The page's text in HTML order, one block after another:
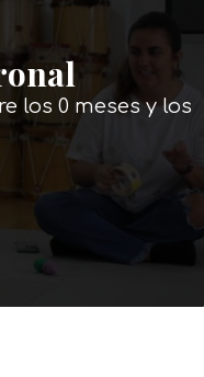
los 0 meses y los